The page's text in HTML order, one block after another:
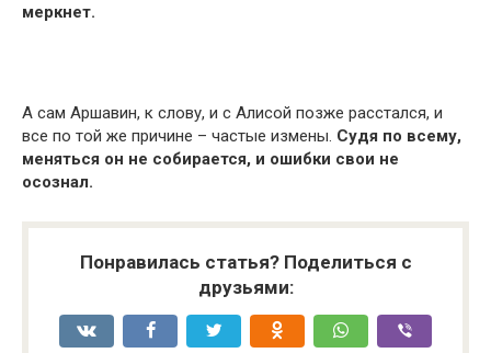
меркнет.
А сам Аршавин, к слову, и с Алисой позже расстался, и
все по той же причине – частые измены. Судя по всему,
меняться он не собирается, и ошибки свои не
осознал.
Понравилась статья? Поделиться с
друзьями: